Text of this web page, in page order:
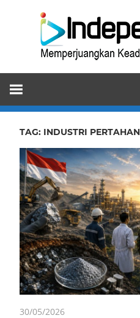
Memperjuangkan
Keadilan
dan
Kebenaran
TAG: INDUSTRI
30/05/2026